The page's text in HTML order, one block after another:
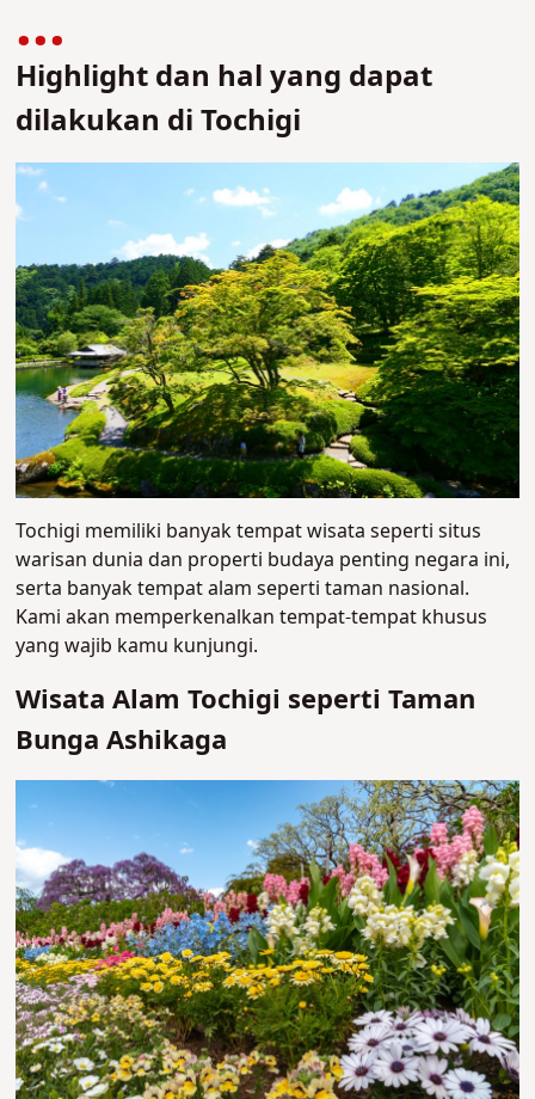
Highlight dan hal yang dapat
dilakukan di Tochigi
Tochigi memiliki banyak tempat wisata seperti situs
warisan dunia dan properti budaya penting negara ini,
serta banyak tempat alam seperti taman nasional.
Kami akan memperkenalkan tempat-tempat khusus
yang wajib kamu kunjungi.
Wisata Alam Tochigi seperti Taman
Bunga Ashikaga